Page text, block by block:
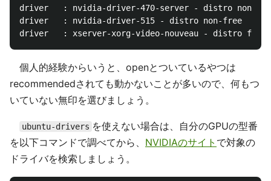
driver   : nvidia-driver-470-server - distro non-
driver   : nvidia-driver-515 - distro non-free
個人的経験からいうと、openとついているやつは
recommendedされても動かないことが多いので、何もつ
いていない無印を選びましょう。
ubuntu-drivers を使えない場合は、自分のGPUの型番
を以下コマンドで調べてから、 NVIDIAのサイト で対象の
ドライバを検索しましょう。